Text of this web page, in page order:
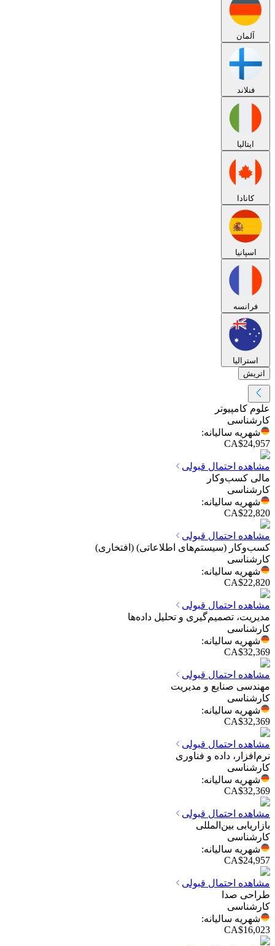
آلمان
فنلاند
ایتالیا
کانادا
اسپانیا
فرانسه
استرالیا
اتریش
علوم کامپیوتر
کارشناسی
شهریه سالیانه:
CA$24,957
مشاهده احتمال قبولی
مالی کسب‌وکار
کارشناسی
شهریه سالیانه:
CA$22,820
مشاهده احتمال قبولی
کسب‌وکار (سیستم‌های اطلاعاتی) (افتخاری)
کارشناسی
شهریه سالیانه:
CA$22,820
مشاهده احتمال قبولی
مدیریت، تصمیم‌گیری و تحلیل داده‌ها
کارشناسی
شهریه سالیانه:
CA$32,369
مشاهده احتمال قبولی
مهندسی صنایع و مدیریت
کارشناسی
شهریه سالیانه:
CA$32,369
مشاهده احتمال قبولی
نرم‌افزار، داده و فناوری
کارشناسی
شهریه سالیانه:
CA$32,369
مشاهده احتمال قبولی
بازاریابی بین‌المللی
کارشناسی
شهریه سالیانه:
CA$24,957
مشاهده احتمال قبولی
طراحی صدا
کارشناسی
شهریه سالیانه:
CA$16,023